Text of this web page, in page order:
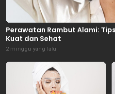
Perawatan Rambut Alami:
Kuat dan Sehat
2 minggu yang lalu